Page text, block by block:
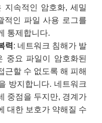
지속적인 암호화, 세밀
적인 파일 사용 로그를
통제합니다.
력 : 네트워크 침해가 발
중요 파일이 암호화된
근할 수 없도록 해 피해
방지합니다. 네트워크
중점을 두지만, 경계가
대한 보호가 약해질 수